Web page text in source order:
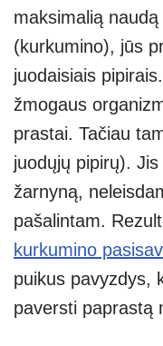
maksimalią
(kurkumino), jūs
juodaisiais
žmogaus
prastai. Tačiau
juodųjų pipirų). Jis
žarnyną,
pašalintam.
kurkumino
puikus pavyzdys,
paversti paprastą